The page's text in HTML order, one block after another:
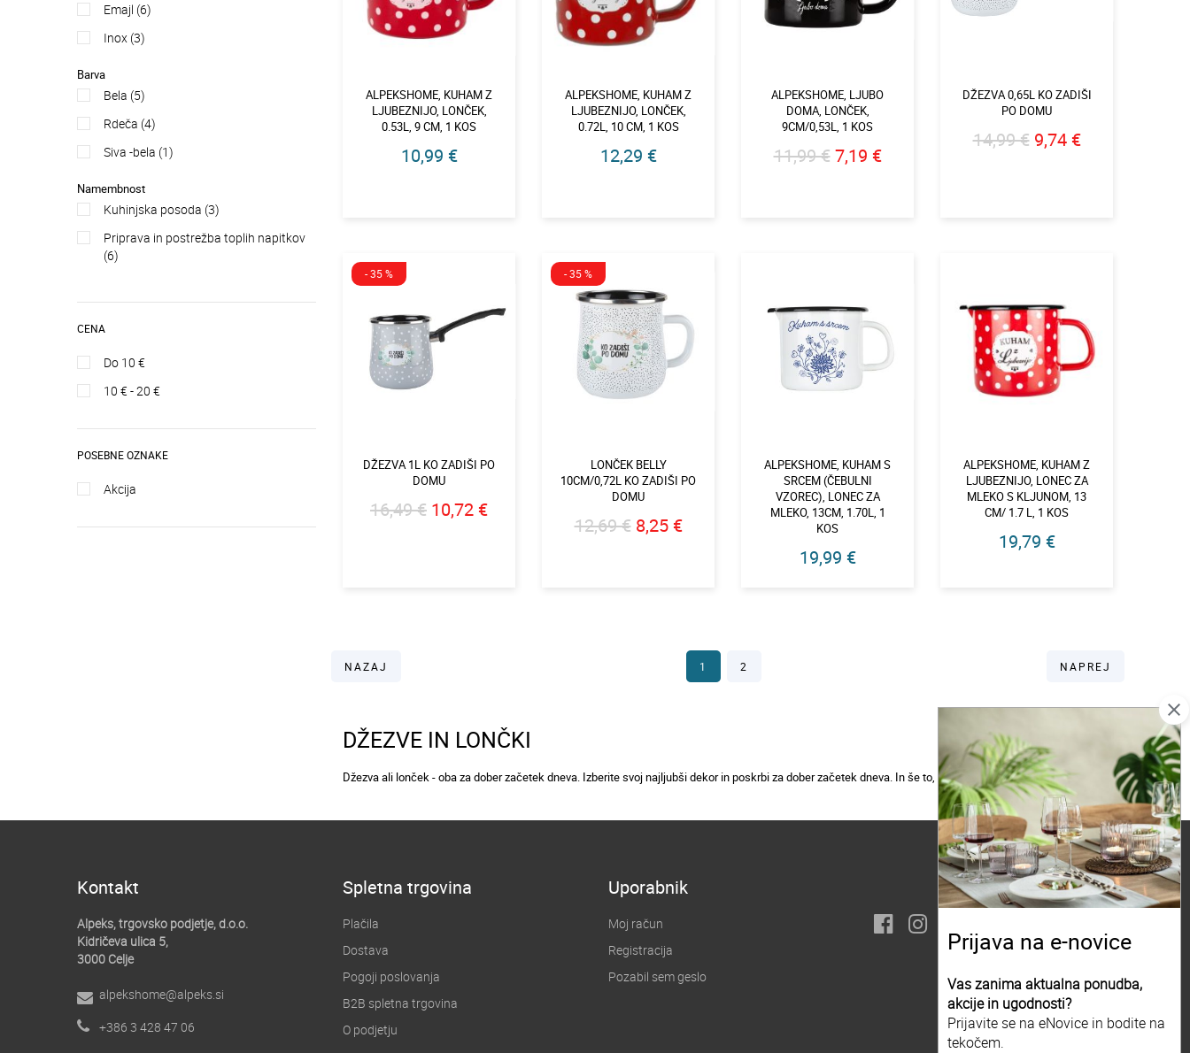
close
Prijava na e-novice
Vas zanima aktualna ponudba,
akcije in ugodnosti?
Prijavite se na eNovice in bodite na
tekočem.
emajl (6)
inox (3)
Barva
bela (5)
rdeča (4)
siva -bela (1)
Namembnost
kuhinjska posoda (3)
priprava in postrežba toplih napitkov
(6)
CENA
do 10 €
10 € - 20 €
POSEBNE OZNAKE
akcija
ALPEKSHOME, KUHAM Z
LJUBEZNIJO, LONČEK,
0.53L, 9 CM, 1 KOS
10,99 €
ALPEKSHOME, KUHAM Z
LJUBEZNIJO, LONČEK,
0.72L, 10 CM, 1 KOS
12,29 €
ALPEKSHOME, LJUBO
DOMA, LONČEK,
9CM/0,53L, 1 KOS
11,99 € 7,19 €
DŽEZVA 0,65L KO ZADIŠI
PO DOMU
14,99 € 9,74 €
- 35 %
DŽEZVA 1L KO ZADIŠI PO
DOMU
16,49 € 10,72 €
- 35 %
LONČEK BELLY
10CM/0,72L KO ZADIŠI PO
DOMU
12,69 € 8,25 €
ALPEKSHOME, KUHAM S
SRCEM (ČEBULNI
VZOREC), LONEC ZA
MLEKO, 13CM, 1.70L, 1
KOS
19,99 €
ALPEKSHOME, KUHAM Z
LJUBEZNIJO, LONEC ZA
MLEKO S KLJUNOM, 13
CM/ 1.7 L, 1 KOS
19,79 €
NAZAJ 1 2 NAPREJ
DŽEZVE IN LONČKI
Džezva ali lonček - oba za dober začetek dneva. Izberite svoj najljubši dekor in poskrbi za dober začetek dneva. In še to, oba sta odlična izbira za darilo!
Kontakt
Alpeks, trgovsko podjetje, d.o.o.
Kidričeva ulica 5,
3000 Celje
alpekshome@alpeks.si
+386 3 428 47 06
Spletna trgovina
Plačila
Dostava
Pogoji poslovanja
B2B spletna trgovina
O podjetju
Uporabnik
Moj račun
Registracija
Pozabil sem geslo